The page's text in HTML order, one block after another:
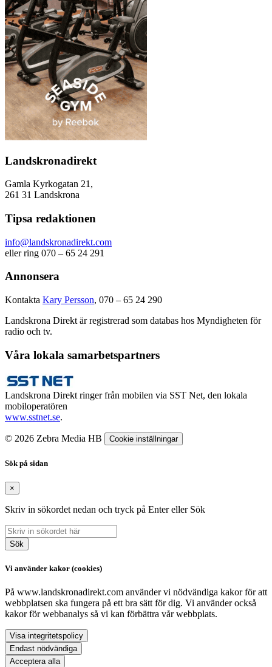
Landskronadirekt
Gamla Kyrkogatan 21,
261 31 Landskrona
Tipsa redaktionen
info@landskronadirekt.com
eller ring 070 – 65 24 291
Annonsera
Kontakta Kary Persson, 070 – 65 24 290
Landskrona Direkt är registrerad som databas hos Myndigheten för
radio och tv.
Våra lokala samarbetspartners
Landskrona Direkt ringer från mobilen via SST Net, den lokala
mobiloperatören
www.sstnet.se.
© 2026 Zebra Media HB Cookie inställningar
Sök på sidan
×
Skriv in sökordet nedan och tryck på Enter eller Sök
Sök
Vi använder kakor (cookies)
På www.landskronadirekt.com använder vi nödvändiga kakor för att
webbplatsen ska fungera på ett bra sätt för dig. Vi använder också
kakor för webbanalys så vi kan förbättra vår webbplats.
Visa integritetspolicy
Endast nödvändiga
Acceptera alla